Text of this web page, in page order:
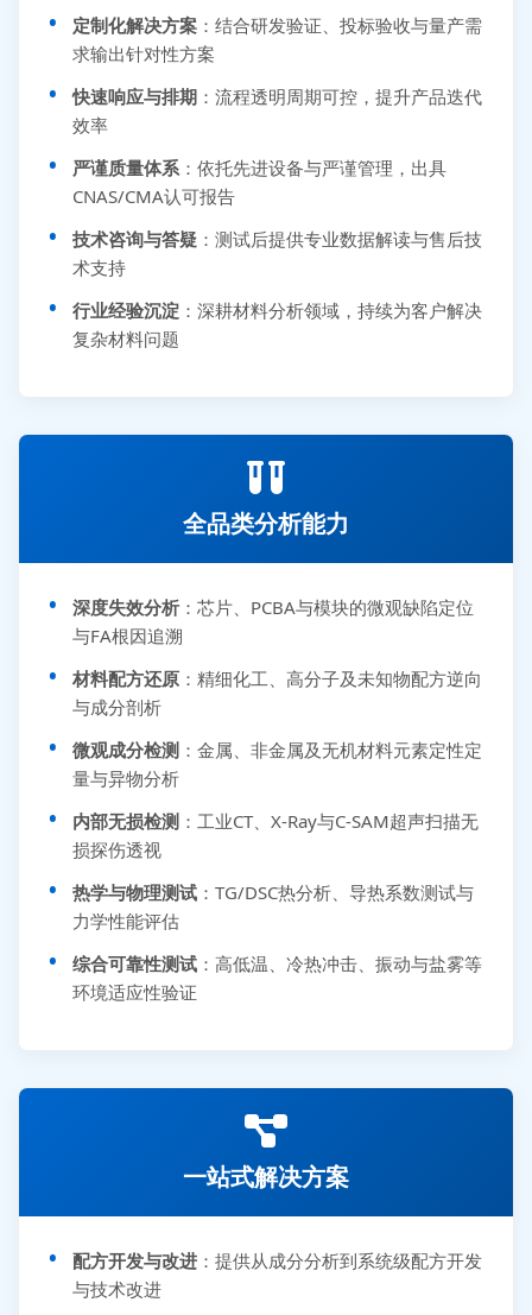
定制化解决方案 ：结合研发验证、投标验收与量产需
求输出针对性方案
快速响应与排期 ：流程透明周期可控，提升产品迭代
效率
严谨质量体系 ：依托先进设备与严谨管理，出具
CNAS/CMA认可报告
技术咨询与答疑 ：测试后提供专业数据解读与售后技
术支持
行业经验沉淀 ：深耕材料分析领域，持续为客户解决
复杂材料问题
全品类分析能力
深度失效分析 ：芯片、PCBA与模块的微观缺陷定位
与FA根因追溯
材料配方还原 ：精细化工、高分子及未知物配方逆向
与成分剖析
微观成分检测 ：金属、非金属及无机材料元素定性定
量与异物分析
内部无损检测 ：工业CT、X-Ray与C-SAM超声扫描无
损探伤透视
热学与物理测试 ：TG/DSC热分析、导热系数测试与
力学性能评估
综合可靠性测试 ：高低温、冷热冲击、振动与盐雾等
环境适应性验证
一站式解决方案
配方开发与改进 ：提供从成分分析到系统级配方开发
与技术改进